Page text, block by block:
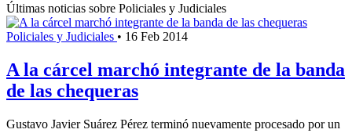
Últimas noticias sobre Policiales y Judiciales
Policiales y Judiciales • 16 Feb 2014
A la cárcel marchó integrante de la banda
de las chequeras
Gustavo Javier Suárez Pérez terminó nuevamente procesado por un